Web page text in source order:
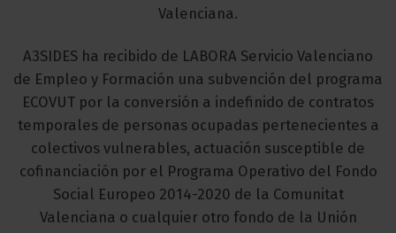
Valenciana.
A3SIDES ha recibido de LABORA Servicio Valenciano
de Empleo y Formación una subvención del programa
ECOVUT por la conversión a indefinido de contratos
temporales de personas ocupadas pertenecientes a
colectivos vulnerables, actuación susceptible de
cofinanciación por el Programa Operativo del Fondo
Social Europeo 2014-2020 de la Comunitat
Valenciana o cualquier otro fondo de la Unión